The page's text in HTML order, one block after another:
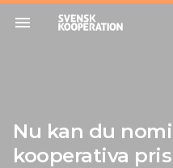
menu
Nu kan du
kooperativa pris